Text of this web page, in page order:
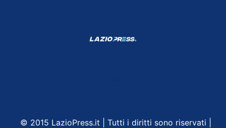
© 2015 LazioPress.it | Tutti i diritti sono riservati |